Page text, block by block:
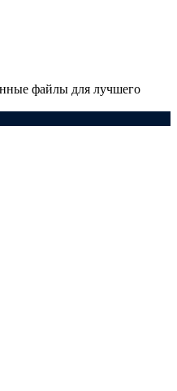
файлы для лучшего